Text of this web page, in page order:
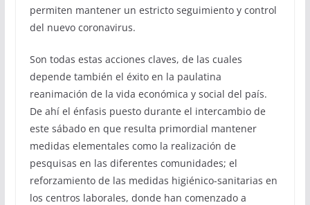
permiten mantener un estricto seguimiento y control
del nuevo coronavirus.
Son todas estas acciones claves, de las cuales
depende también el éxito en la paulatina
reanimación de la vida económica y social del país.
De ahí el énfasis puesto durante el intercambio de
este sábado en que resulta primordial mantener
medidas elementales como la realización de
pesquisas en las diferentes comunidades; el
reforzamiento de las medidas higiénico-sanitarias en
los centros laborales, donde han comenzado a